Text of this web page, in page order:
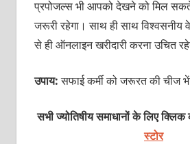
प्रपोजल्स भी आपको देखने को मिल
जरूरी रहेगा। साथ ही साथ विश्वसनीय
से ही ऑनलाइन खरीदारी करना उचित
उपाय:सफाई कर्मी को जरूरत की चीज
सभी ज्योतिषीय समाधानों के लिए
स्टोर